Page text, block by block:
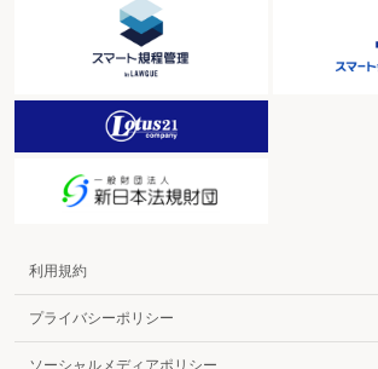
利用規約
プライバシーポリシー
ソーシャルメディアポリシー